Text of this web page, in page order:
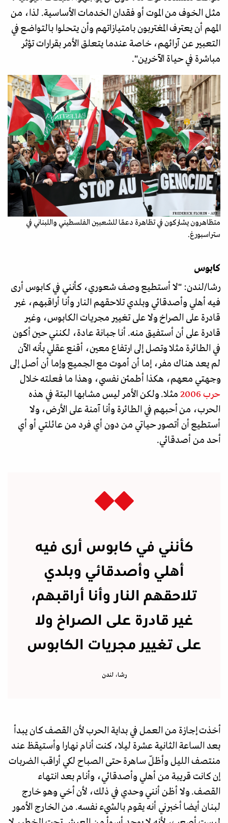
مثل الخوف من الموت أو فقدان الخدمات الأساسية. لذا، من
المهم أن يعترف المغتربون بامتيازاتهم وأن يتحلوا بالتواضع في
التعبير عن آرائهم، خاصة عندما يتعلق الأمر بقرارات تؤثر
مباشرة في حياة الآخرين".
FREDERICK FLORIN - AFP
متظاهرون يشاركون في تظاهرة دعمًا للشعبين الفلسطيني واللبناني في
ستراسبورغ.
كابوس
رشا/لندن: "لا أستطيع وصف شعوري، كأنني في كابوس أرى
فيه أهلي وأصدقائي وبلدي تلاحقهم النار وأنا أراقبهم، غير
قادرة على الصراخ ولا على تغيير مجريات الكابوس، وغير
قادرة على أن أستفيق منه. أنا جبانة عادة، لكنني حين أكون
في الطائرة مثلا وتصل إلى ارتفاع معين، أقنع عقلي بأنه الآن
لم يعد هناك مفر، إما أن أموت مع الجميع وإما أن أصل إلى
وجهتي معهم، هكذا أطمئن نفسي، وهذا ما فعلته خلال
حرب 2006
مثلا. ولكن الأمر ليس مشابها البتة في هذه
الحرب، من أحبهم في الطائرة وأنا آمنة على الأرض، ولا
أستطيع أن أتصور حياتي من دون أي فرد من عائلتي أو أي
أحد من أصدقائي.
كأنني في كابوس أرى فيه
أهلي وأصدقائي وبلدي
تلاحقهم النار وأنا أراقبهم،
غير قادرة على الصراخ ولا
على تغيير مجريات الكابوس
رشا، لندن
أخذت إجازة من العمل في بداية الحرب لأن القصف كان يبدأ
بعد الساعة الثانية عشرة ليلا، كنت أنام نهارا وأستيقظ عند
منتصف الليل وأظلّ ساهرة حتى الصباح لكي أراقب الضربات
إن كانت قريبة من أهلي وأصدقائي، وأنام بعد انتهاء
القصف. ولا أظن أنني وحدي في ذلك، لأن أخي وهو خارج
لبنان أيضا أخبرني أنه يقوم بالشيء نفسه. من الخارج الأمور